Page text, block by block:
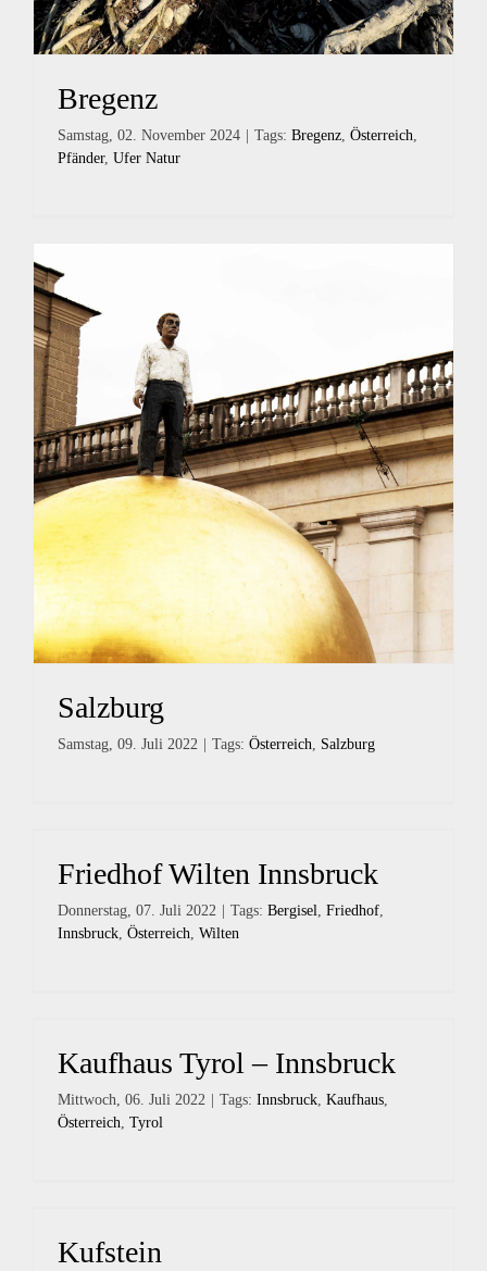
Bregenz
Samstag, 02. November 2024 Tags: Bregenz, Österreich,
Pfänder, Ufer Natur
Salzburg
Samstag, 09. Juli 2022 Tags: Österreich, Salzburg
Friedhof Wilten Innsbruck
Donnerstag, 07. Juli 2022 Tags: Bergisel, Friedhof,
Innsbruck, Österreich, Wilten
Kaufhaus Tyrol – Innsbruck
Mittwoch, 06. Juli 2022 Tags: Innsbruck, Kaufhaus,
Österreich, Tyrol
Kufstein